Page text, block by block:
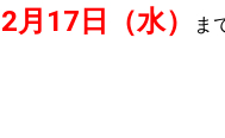
2月17日（水） ま